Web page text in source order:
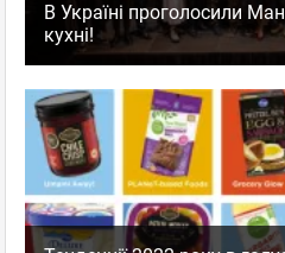
В Україні проголосили
кухні!